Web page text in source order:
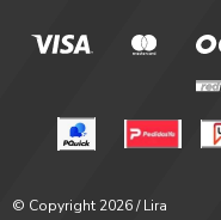
© Copyright 2026 / Lira